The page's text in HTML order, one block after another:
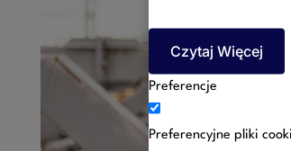
Czytaj Więcej
Preferencje
Preferencyjne pliki